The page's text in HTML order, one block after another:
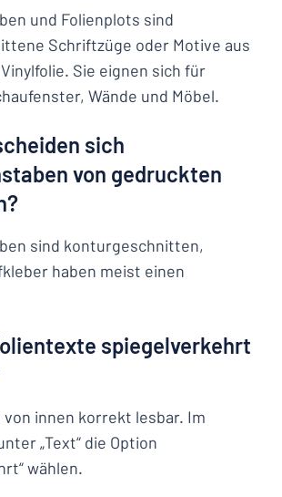
und Folienplots sind
Schriftzüge oder Motive aus
Sie eignen sich für
Wände und Möbel.
sich
von gedruckten
sind konturgeschnitten,
haben meist einen
spiegelverkehrt
von innen korrekt lesbar. Im
„Text“ die Option
wählen.